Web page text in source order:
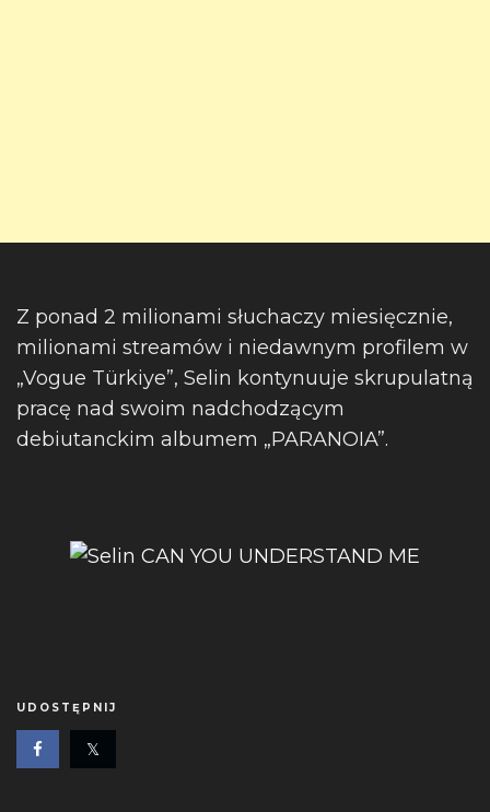
Z ponad 2 milionami słuchaczy miesięcznie,
milionami streamów i niedawnym profilem w
„Vogue Türkiye”, Selin kontynuuje skrupulatną
pracę nad swoim nadchodzącym
debiutanckim albumem „PARANOIA”.
UDOSTĘPNIJ